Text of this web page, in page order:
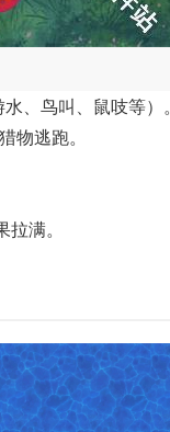
、鸟叫、鼠吱等）。
物逃跑。
满。